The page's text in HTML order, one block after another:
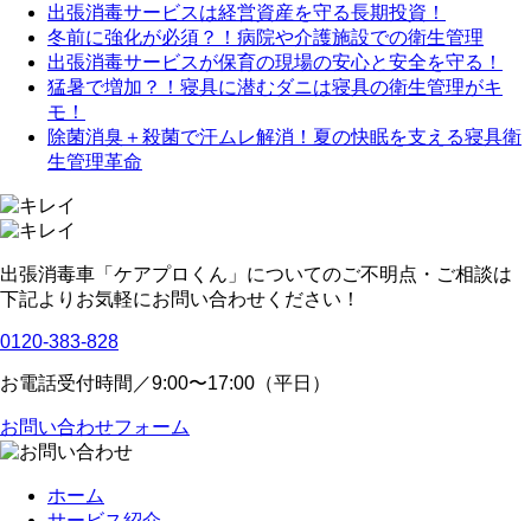
出張消毒サービスは経営資産を守る長期投資！
冬前に強化が必須？！病院や介護施設での衛生管理
出張消毒サービスが保育の現場の安心と安全を守る！
猛暑で増加？！寝具に潜むダニは寝具の衛生管理がキ
モ！
除菌消臭＋殺菌で汗ムレ解消！夏の快眠を支える寝具衛
生管理革命
出張消毒車「ケアプロくん」についてのご不明点・ご相談は
下記よりお気軽にお問い合わせください！
0120-383-828
お電話受付時間／9:00〜17:00（平日）
お問い合わせフォーム
ホーム